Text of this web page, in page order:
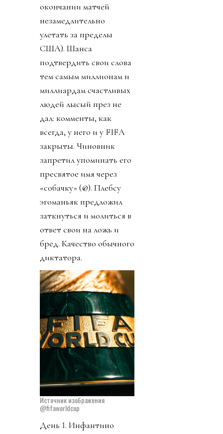
окончании матчей
незамедлительно
улетать за пределы
США). Шанса
подтвердить свои слова
тем самым миллионам и
миллиардам счастливых
людей лысый през не
дал: комменты, как
всегда, у него и у FIFA
закрыты. Чиновник
запретил упоминать его
пресвятое имя через
«собачку» (@). Плебсу
эгоманьяк предложил
заткнуться и молиться в
ответ свои на ложь и
бред. Качество обычного
диктатора.
Источник изображения
@fifaworldcup
День 1. Инфантино